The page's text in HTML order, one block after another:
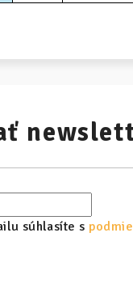
súhlasíte s